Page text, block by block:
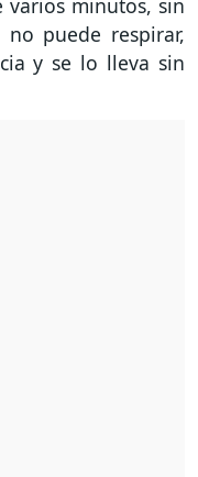
minutos, sin
puede respirar,
y se lo lleva sin